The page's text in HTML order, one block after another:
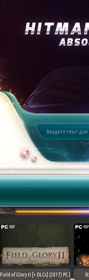
Field of Glory II [+ DLCs] (2017) PC |